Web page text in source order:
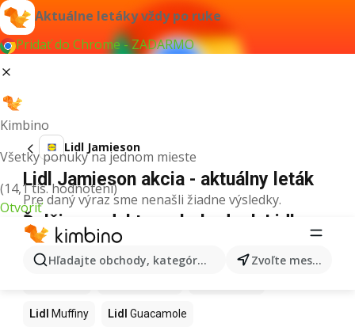
Aktuálne letáky vždy po ruke
Pridať do Chrome - ZADARMO
Kimbino
Všetky ponuky na jednom mieste
(14,1 tis. hodnotení)
Otvoriť
Hľadajte obchody, kategórie, produkty... Zvoľte mesto
Lidl Jamieson
Lidl Jamieson akcia - aktuálny leták
Pre daný výraz sme nenašli žiadne výsledky.
Ďalšie produkty v obchodoch Lidl
Lidl Muffiny Lidl Guacamole